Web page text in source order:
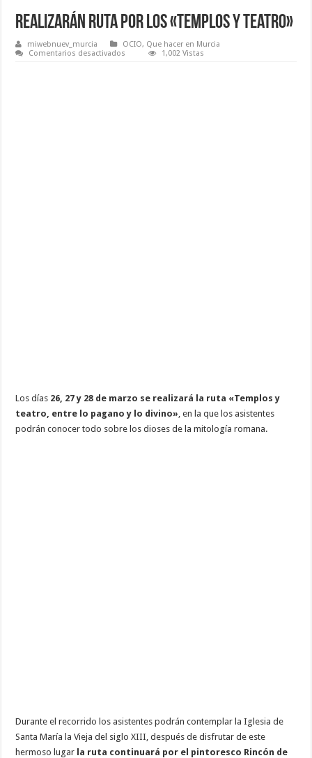
Realizarán ruta por los «Templos y teatro»
miwebnuev_murcia OCIO, Que hacer en Murcia
Comentarios desactivados
1,002 Vistas
Los días 26, 27 y 28 de marzo se realizará la ruta «Templos y
teatro, entre lo pagano y lo divino» , en la que los asistentes
podrán conocer todo sobre los dioses de la mitología romana.
Durante el recorrido los asistentes podrán contemplar la Iglesia de
Santa María la Vieja del siglo XIII, después de disfrutar de este
hermoso lugar la ruta continuará por el pintoresco Rincón de